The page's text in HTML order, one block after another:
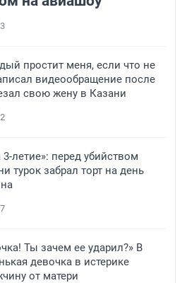
3
простит меня, если что не
видеообращение после
свою жену в Казани
2
3-летие»: перед убийством
турок забрал торт на день
7
Ты зачем ее ударил?» В
девочка в истерике
от матери